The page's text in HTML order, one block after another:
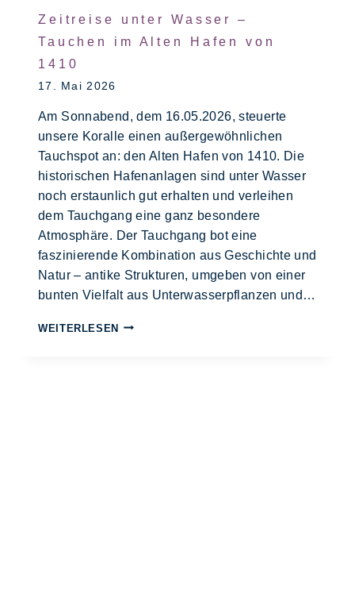
Zeitreise unter Wasser –
Tauchen im Alten Hafen von
1410
17. Mai 2026
Am Sonnabend, dem 16.05.2026, steuerte
unsere Koralle einen außergewöhnlichen
Tauchspot an: den Alten Hafen von 1410. Die
historischen Hafenanlagen sind unter Wasser
noch erstaunlich gut erhalten und verleihen
dem Tauchgang eine ganz besondere
Atmosphäre. Der Tauchgang bot eine
faszinierende Kombination aus Geschichte und
Natur – antike Strukturen, umgeben von einer
bunten Vielfalt aus Unterwasserpflanzen und…
WEITERLESEN